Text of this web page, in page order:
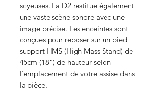
soyeuses. La D2 restitue également
une vaste scène sonore avec une
image précise. Les enceintes sont
conçues pour reposer sur un pied
support HMS (High Mass Stand) de
45cm (18”) de hauteur selon
l’emplacement de votre assise dans
la pièce.